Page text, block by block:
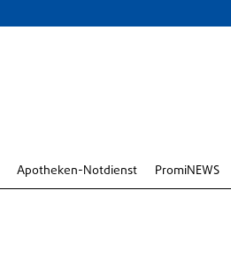
Apotheken-Notdienst PromiNEWS